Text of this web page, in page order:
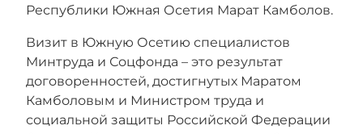
Республики Южная Осетия Марат Камболов.
Визит в Южную Осетию специалистов
Минтруда и Соцфонда – это результат
договоренностей, достигнутых Маратом
Камболовым и Министром труда и
социальной защиты Российской Федерации